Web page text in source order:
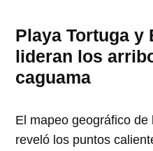
Playa Tortuga y
lideran los
caguama
El mapeo geográfico
reveló los puntos